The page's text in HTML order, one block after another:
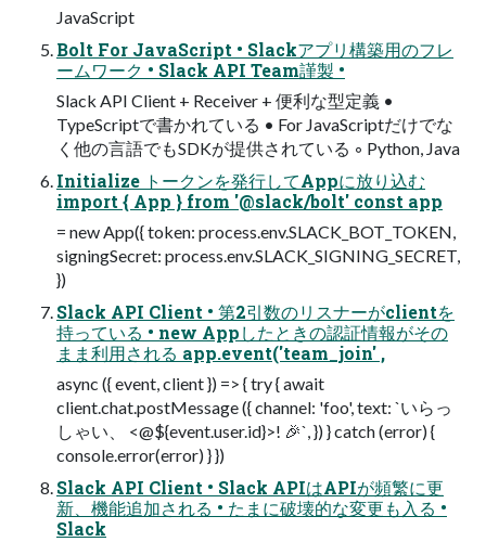
JavaScript
Bolt For JavaScript • Slackアプリ構築用のフレ
ームワーク • Slack API Team謹製 •
Slack API Client + Receiver + 便利な型定義 •
TypeScriptで書かれている • For JavaScriptだけでな
く他の言語でもSDKが提供されている ◦ Python, Java
Initialize トークンを発行してAppに放り込む
import { App } from '@slack/bolt' const app
= new App({ token: process.env.SLACK_BOT_TOKEN,
signingSecret: process.env.SLACK_SIGNING_SECRET,
})
Slack API Client • 第2引数のリスナーがclientを
持っている • new Appしたときの認証情報がその
まま利用される app.event('team_join' ,
async ({ event, client }) => { try { await
client.chat.postMessage ({ channel: 'foo', text: `いらっ
しゃい、 <@${event.user.id}>! 🎉`, }) } catch (error) {
console.error(error) } })
Slack API Client • Slack APIはAPIが頻繁に更
新、機能追加される • たまに破壊的な変更も入る •
Slack